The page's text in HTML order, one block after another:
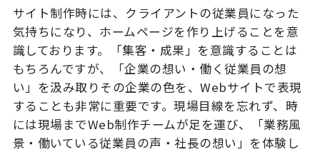
サイト制作時には、クライアントの従業員になった
気持ちになり、ホームページを作り上げることを意
識しております。「集客・成果」を意識することは
もちろんですが、「企業の想い・働く従業員の想
い」を汲み取りその企業の色を、Webサイトで表現
することも非常に重要です。現場目線を忘れず、時
には現場までWeb制作チームが足を運び、「業務風
景・働いている従業員の声・社長の想い」を体験し